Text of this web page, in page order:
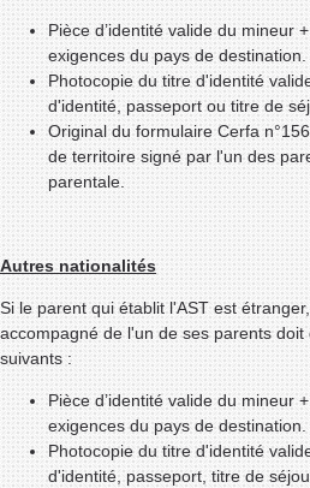
Pièce d’identité valide du mineur
exigences du pays de destination.
Photocopie du titre d'identité
d'identité, passeport ou titre de
Original du formulaire Cerfa
de territoire signé par l'un des
parentale.
Autres nationalités
Si le parent qui établit l'AST est
accompagné de l'un de ses parents
suivants :
Pièce d’identité valide du mineur
exigences du pays de destination.
Photocopie du titre d'identité
d'identité, passeport, titre de